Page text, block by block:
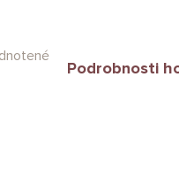
Podrobnosti